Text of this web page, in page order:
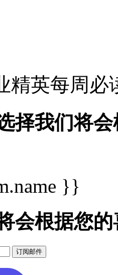
精英每周
择我们将
}}
会根据您
订阅邮件